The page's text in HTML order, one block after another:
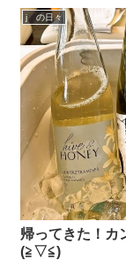
j の日々
帰ってきた！
(≧▽≦)